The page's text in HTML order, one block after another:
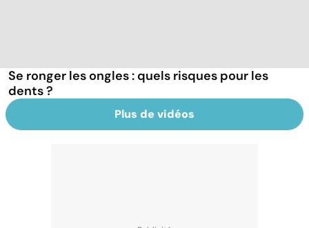
Se ronger les ongles : quels risques pour les
dents ?
Plus de vidéos